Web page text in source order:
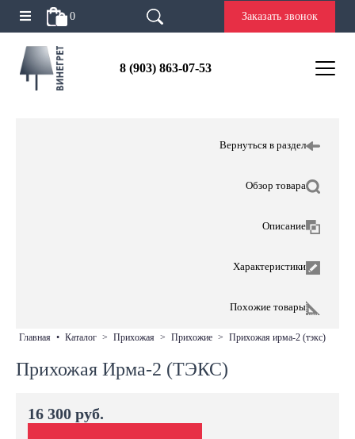
0 Заказать звонок
8 (903) 863-07-53
Вернуться в раздел
Обзор товара
Описание
Характеристики
Похожие товары
главная • каталог > прихожая > прихожие > прихожая ирма-2 (тэкс)
Прихожая Ирма-2 (ТЭКС)
16 300 руб.